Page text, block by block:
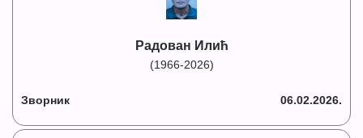
Радован Илић
(1966-2026)
Зворник 06.02.2026.